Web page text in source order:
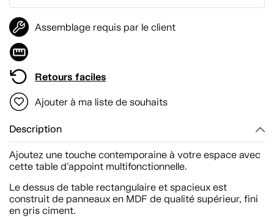
Assemblage requis par le client
Retours faciles
Ajouter à ma liste de souhaits
Description
Ajoutez une touche contemporaine à votre espace avec
cette table d'appoint multifonctionnelle.
Le dessus de table rectangulaire et spacieux est
construit de panneaux en MDF de qualité supérieur, fini
en gris ciment.